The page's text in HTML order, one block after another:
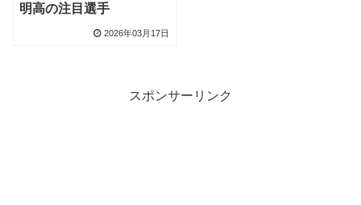
明高の注目選手
2026年03月17日
スポンサーリンク